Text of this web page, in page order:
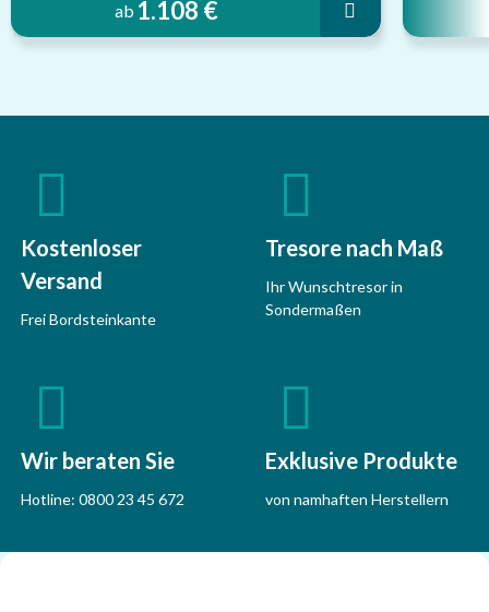
ab 1.108 €
Kostenloser
Versand
Frei Bordsteinkante
Tresore nach Maß
Ihr Wunschtresor in
Sondermaßen
Wir beraten Sie
Hotline: 0800 23 45 672
Exklusive Produkte
von namhaften Herstellern